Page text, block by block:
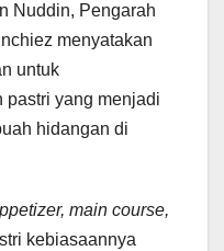
Nuddin, Pengarah
menyatakan
untuk
pastri yang menjadi
hidangan di
main course,
kebiasaannya